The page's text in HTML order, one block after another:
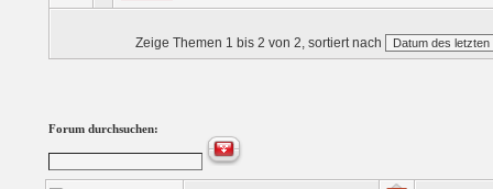
Zeige Themen 1 bis 2 von 2, sortiert nach
Forum durchsuchen: